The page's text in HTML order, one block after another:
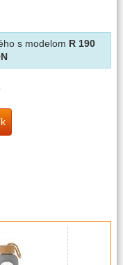
s modelom R 190